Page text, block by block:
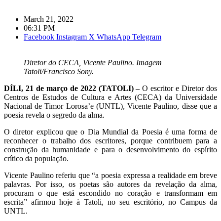
March 21, 2022
06:31 PM
Facebook Instagram X WhatsApp Telegram
Diretor do CECA, Vicente Paulino. Imagem
Tatoli/Francisco Sony.
DÍLI, 21 de março de 2022 (TATOLI) –O escritor e Diretor dos
Centros de Estudos de Cultura e Artes (CECA) da Universidade
Nacional de Timor Lorosa’e (UNTL), Vicente Paulino, disse que a
poesia revela o segredo da alma.
O diretor explicou que o Dia Mundial da Poesia é uma forma de
reconhecer o trabalho dos escritores, porque contribuem para a
construção da humanidade e para o desenvolvimento do espírito
crítico da população.
Vicente Paulino referiu que “a poesia expressa a realidade em breve
palavras. Por isso, os poetas são autores da revelação da alma,
procuram o que está escondido no coração e transformam em
escrita” afirmou hoje à Tatoli, no seu escritório, no Campus da
UNTL.